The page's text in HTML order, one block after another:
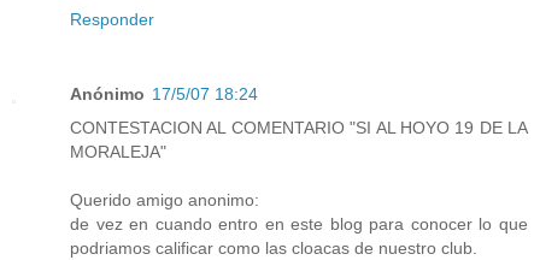
Responder
Anónimo 17/5/07 18:24
CONTESTACION AL COMENTARIO "SI AL HOYO 19 DE LA
MORALEJA"
Querido amigo anonimo:
de vez en cuando entro en este blog para conocer lo que
podriamos calificar como las cloacas de nuestro club.